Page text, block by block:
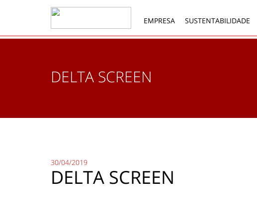
EMPRESA SUSTENTABILIDADE
DELTA SCREEN
30/04/2019
DELTA SCREEN